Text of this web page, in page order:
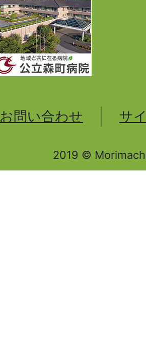
お問い合わせ サ
2019 ©